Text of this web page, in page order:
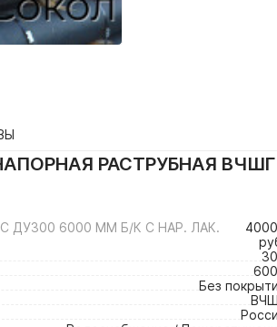
РАСТРУБНАЯ
ДУ300 6000 ММ Б/К С НАР. ЛАК.
Без